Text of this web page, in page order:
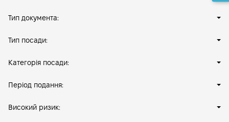
Тип документа:
Тип посади:
Категорія посади:
Період подання:
Високий ризик: